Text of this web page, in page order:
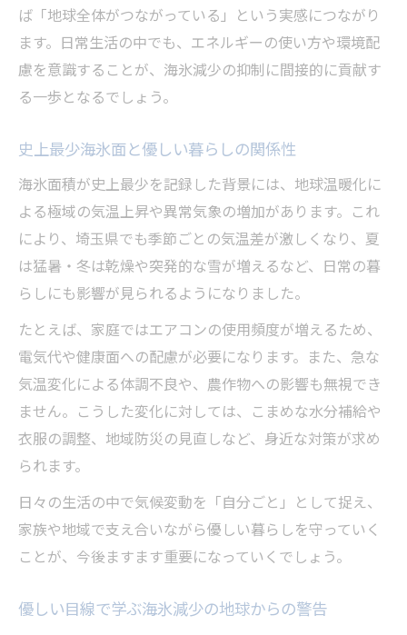
ば「地球全体がつながっている」という実感につながり
ます。日常生活の中でも、エネルギーの使い方や環境配
慮を意識することが、海氷減少の抑制に間接的に貢献す
る一歩となるでしょう。
史上最少海氷面と優しい暮らしの関係性
海氷面積が史上最少を記録した背景には、地球温暖化に
よる極域の気温上昇や異常気象の増加があります。これ
により、埼玉県でも季節ごとの気温差が激しくなり、夏
は猛暑・冬は乾燥や突発的な雪が増えるなど、日常の暮
らしにも影響が見られるようになりました。
たとえば、家庭ではエアコンの使用頻度が増えるため、
電気代や健康面への配慮が必要になります。また、急な
気温変化による体調不良や、農作物への影響も無視でき
ません。こうした変化に対しては、こまめな水分補給や
衣服の調整、地域防災の見直しなど、身近な対策が求め
られます。
日々の生活の中で気候変動を「自分ごと」として捉え、
家族や地域で支え合いながら優しい暮らしを守っていく
ことが、今後ますます重要になっていくでしょう。
優しい目線で学ぶ海氷減少の地球からの警告